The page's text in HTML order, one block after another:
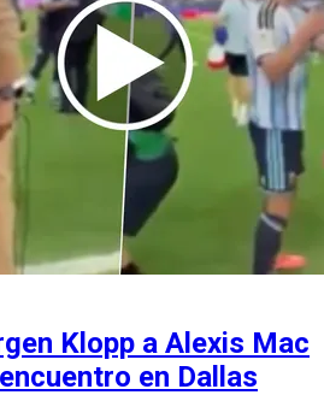
Klopp a Alexis Mac
en Dallas